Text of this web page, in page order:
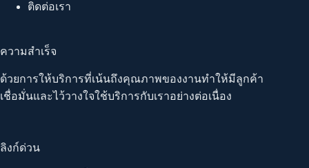
ติดต่อเรา
ความสำเร็จ
ด้วยการให้บริการที่เน้นถึงคุณภาพของงานทำให้มีลูกค้า
เชื่อมั่นและไว้วางใจใช้บริการกับเราอย่างต่อเนื่อง
ลิงก์ด่วน